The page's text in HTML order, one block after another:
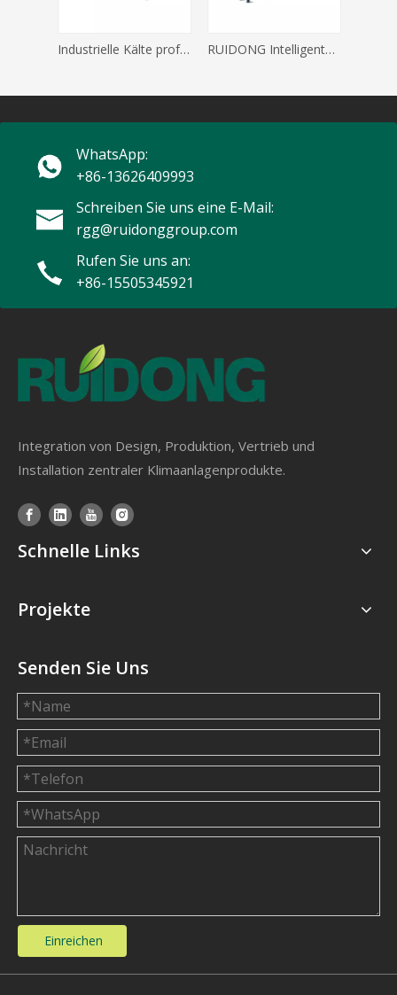
Industrielle Kälte professionelle Wasserkühlung und Wärmepumpe RUIDONG Intelligente wassergekühlte Wasserkühlereinheit mit Schraubensteuerung
WhatsApp:
+86-13626409993
Schreiben Sie uns eine E-Mail:
rgg@ruidonggroup.com
Rufen Sie uns an:
+86-15505345921
Integration von Design, Produktion, Vertrieb und
Installation zentraler Klimaanlagenprodukte.
Schnelle Links
Projekte
Senden Sie Uns
Einreichen